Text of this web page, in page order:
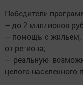
Победители
– до 2 миллионов
– помощь с жильем,
от региона;
– реальную
целого населенного